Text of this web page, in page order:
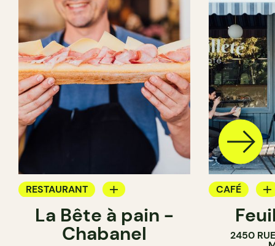
RESTAURANT
CAFÉ
PÂTISSERIE
La Bête à pain -
Chabanel
CAFÉ
PÂTISSERIE
2450